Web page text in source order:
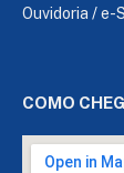
Ouvidoria /e-
COMO